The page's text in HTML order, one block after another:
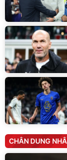
CHÂN DUNG